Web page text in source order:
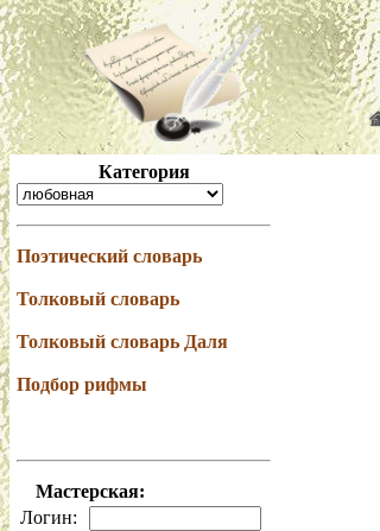
Категория
Поэтический словарь
Толковый словарь
Толковый словарь Даля
Подбор рифмы
Мастерская:
Логин: